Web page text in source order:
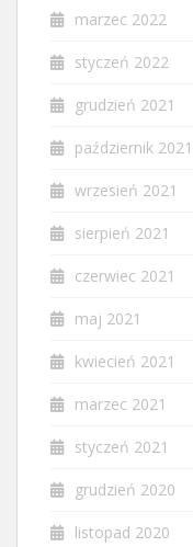
marzec 2022
styczeń 2022
grudzień 2021
październik 2021
wrzesień 2021
sierpień 2021
czerwiec 2021
maj 2021
kwiecień 2021
marzec 2021
styczeń 2021
grudzień 2020
listopad 2020